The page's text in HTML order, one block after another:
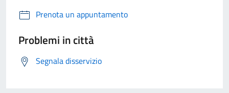
Prenota un appuntamento
Problemi in città
Segnala disservizio